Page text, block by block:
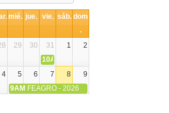
mié. jue. vie. sáb. dom
.
29 30 31 1
2
10AM
4 5 6 7 8
9
9AM FEAGRO - 2026